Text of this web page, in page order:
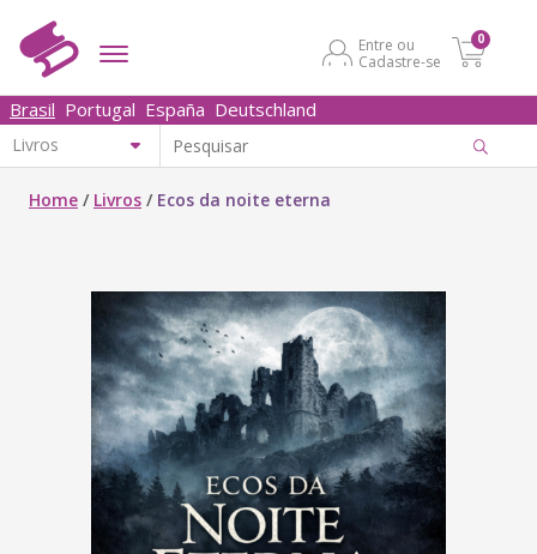
Entre ou
Cadastre-se
0
Brasil Portugal España Deutschland
Home / Livros / Ecos da noite eterna